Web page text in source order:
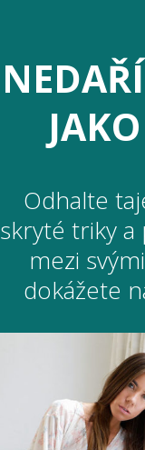
Odhalte
skryté triky a
mezi
dokážete